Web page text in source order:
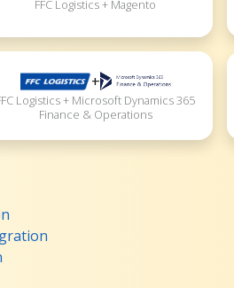
FFC Logistics + Magento
+
Logistics + Microsoft Dynamics 365
Finance & Operations